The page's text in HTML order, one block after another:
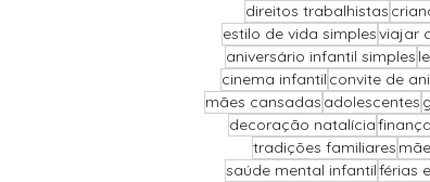
direitos trabalhistas
estilo de vida simplesviajar
aniversário infantil simples
cinema infantil convite de
mães cansadas adolescentes
decoração natalícia
tradições familiares
saúde mental infantilférias